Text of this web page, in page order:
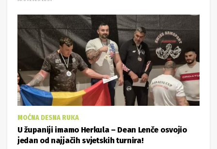
MOĆNA DESNA RUKA
U županiji imamo Herkula – Dean Lenče osvojio
jedan od najjačih svjetskih turnira!